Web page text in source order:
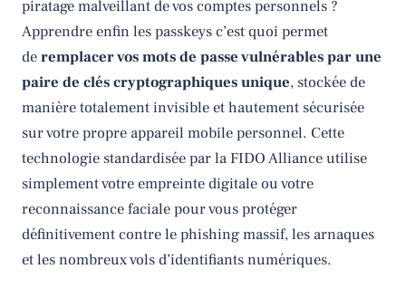
piratage malveillant de vos comptes personnels ?
Apprendre enfin les passkeys c’est quoi permet
deremplacer vos mots de passe vulnérables par une
paire de clés cryptographiques unique, stockée de
manière totalement invisible et hautement sécurisée
sur votre propre appareil mobile personnel. Cette
technologie standardisée par la FIDO Alliance utilise
simplement votre empreinte digitale ou votre
reconnaissance faciale pour vous protéger
définitivement contre le phishing massif, les arnaques
et les nombreux vols d’identifiants numériques.